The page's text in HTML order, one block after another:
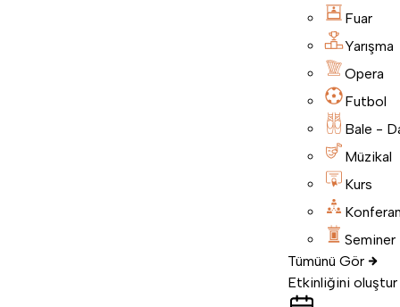
Fuar
Yarışma
Opera
Futbol
Bale -
Müzikal
Kurs
Seminer
Tümünü Gör
Etkinliğini oluştur